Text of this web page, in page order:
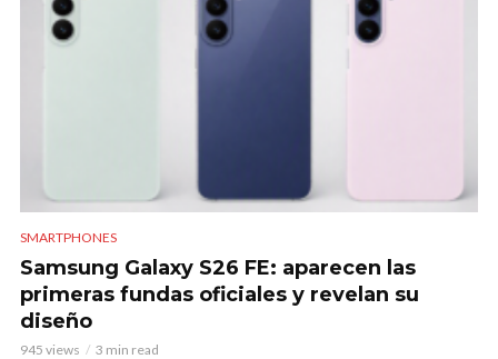
SMARTPHONES
Samsung Galaxy S26 FE: aparecen las
primeras fundas oficiales y revelan su
diseño
945 views 3 min read